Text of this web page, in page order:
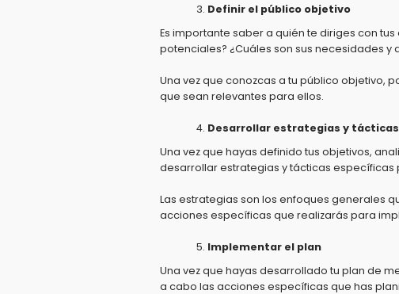
Definir el público objetivo
Es importante saber a quién te diriges con
potenciales? ¿Cuáles son sus necesidades y
Una vez que conozcas a tu público objetivo,
que sean relevantes para ellos.
Desarrollar estrategias y tácticas
Una vez que hayas definido tus objetivos,
desarrollar estrategias y tácticas específicas
Las estrategias son los enfoques generales
acciones específicas que realizarás para
Implementar el plan
Una vez que hayas desarrollado tu plan de
a cabo las acciones específicas que has